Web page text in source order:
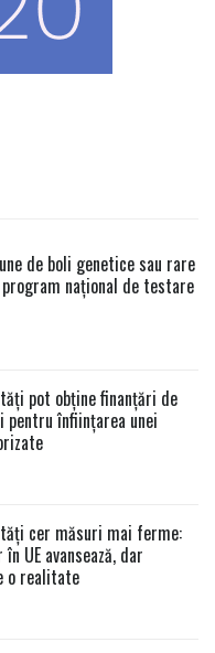
de boli genetice sau rare
național de testare
pot obține finanțări de
pentru înființarea unei
cer măsuri mai ferme:
UE avansează, dar
o realitate